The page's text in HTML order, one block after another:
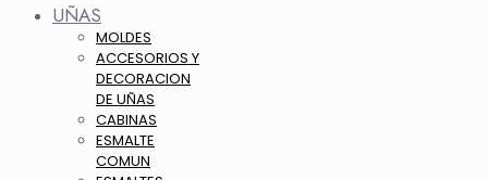
UÑAS
MOLDES
ACCESORIOS Y
DECORACION
DE UÑAS
CABINAS
ESMALTE
COMUN